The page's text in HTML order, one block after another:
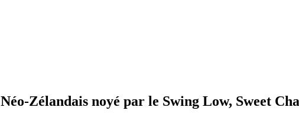
Zélandais noyé par le Swing Low, Sweet